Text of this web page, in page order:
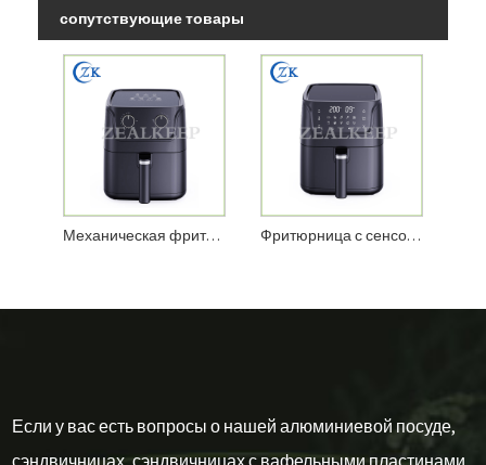
сопутствующие товары
Механическая фритюрница объемом 5,5 л Фритюрница с сенсорным экраном объемом 5,5 л
Если у вас есть вопросы о нашей алюминиевой посуде,